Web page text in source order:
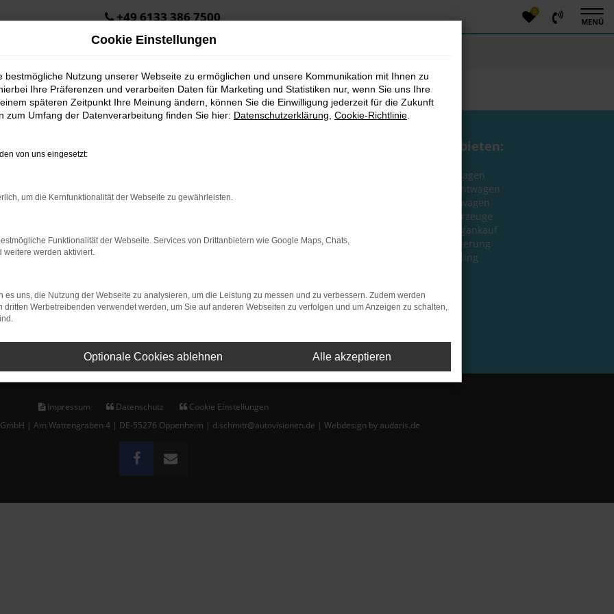
+49 6133 386 7500 0
MENÜ
8:00 bis 12:30 Uhr
08:00 bis 15:00 Uhr
+49 6133 386 7500
Wir bieten:
Neuwagen
Gebrauchtwagen
Jahreswagen
EU-Fahrzeuge
Fahrzeugankauf
Finanzierung
Leasing
Impressum Datenschutz
Cookie Einstellungen
| Am Wattengraben 4 | DE-55276 Oppenheim | d.schmitt@autovisionen.de | Webdesign by audaris.de
Cookie Einstellungen
bestmögliche Nutzung unserer Webseite zu ermöglichen und unsere Kommunikation mit Ihnen zu
Ihre Präferenzen und verarbeiten Daten für Marketing und Statistiken nur, wenn Sie uns Ihre
späteren Zeitpunkt Ihre Meinung ändern, können Sie die Einwilligung jederzeit für die Zukunft
zum Umfang der Datenverarbeitung finden Sie hier: Datenschutzerklärung Cookie-Richtlinie
von uns eingesetzt:
um die Kernfunktionalität der Webseite zu gewährleisten.
Funktionalität der Webseite. Services von Drittanbietern wie Google Maps, Chats,
weitere werden aktiviert.
es uns, die Nutzung der Webseite zu analysieren, um die Leistung zu messen und zu verbessern. Zudem werden
dritten Werbetreibenden verwendet werden, um Sie auf anderen Webseiten zu verfolgen und um Anzeigen zu schalten,
Optionale Cookies ablehnen Alle akzeptieren